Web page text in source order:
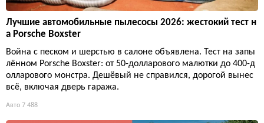
Лучшие автомобильные пылесосы 2026: жестокий тест н
а Porsche Boxster
Война с песком и шерстью в салоне объявлена. Тест на запы
лённом Porsche Boxster: от 50-долларового малютки до 400-д
олларового монстра. Дешёвый не справился, дорогой вынес
всё, включая дверь гаража.
Авто 7 488